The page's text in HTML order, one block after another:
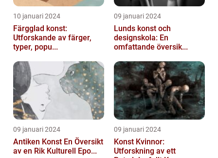
10 januari 2024
Färgglad konst:
Utforskande av färger,
typer, popu...
09 januari 2024
Lunds konst och
designskola: En
omfattande översik...
09 januari 2024
Antiken Konst En Översikt
av en Rik Kulturell Epo...
09 januari 2024
Konst Kvinnor:
Utforskning av ett